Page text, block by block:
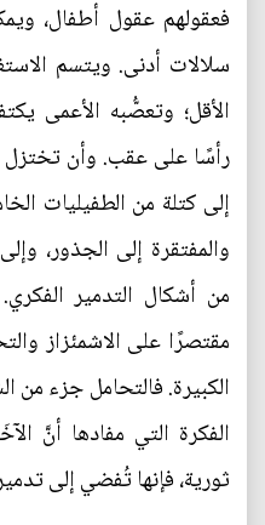
فعقولهم عقول أطفال،
سلالات أدنى. ويتسم
الأقل؛ وتعصُّبه الأعمى
رأسًا على عقب. وأن تختزل
إلى كتلة من الطفيليات
والمفتقرة إلى الجذور،
من أشكال التدمير
مقتصرًا على الاشمئزاز
الكبيرة. فالتحامل جزء من
الفكرة التي مفادها أنَّ
ثورية، فإنها تُفضي إلى